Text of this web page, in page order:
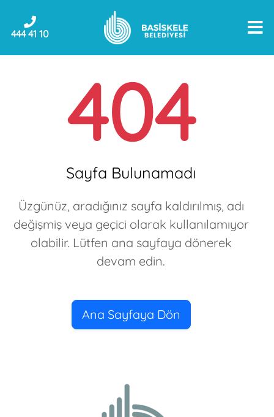
444 41 10
404
Sayfa Bulunamadı
Üzgünüz, aradığınız sayfa kaldırılmış, adı
değişmiş veya geçici olarak kullanılamıyor
olabilir. Lütfen ana sayfaya dönerek
devam edin.
Ana Sayfaya Dön